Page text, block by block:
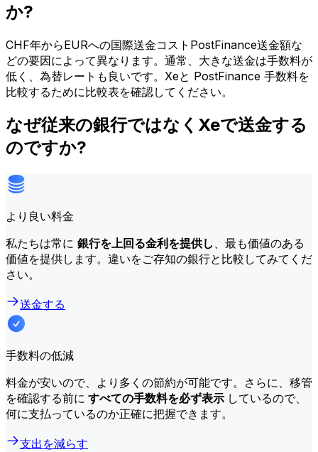
か?
CHF年からEURへの国際送金コストPostFinance送金額な
どの要因によって異なります。通常、大きな送金は手数料が
低く、為替レートも良いです。Xeと PostFinance 手数料を
比較するために比較表を確認してください。
なぜ従来の銀行ではなくXeで送金する
のですか?
より良い料金
私たちは常に 銀行を上回る金利を提供し 、最も価値のある
価値を提供します。違いをご存知の銀行と比較してみてくだ
さい。
送金する
手数料の低減
料金が安いので、より多くの節約が可能です。さらに、移管
を確認する前に すべての手数料を必ず表示 しているので、
何に支払っているのか正確に把握できます。
支出を減らす